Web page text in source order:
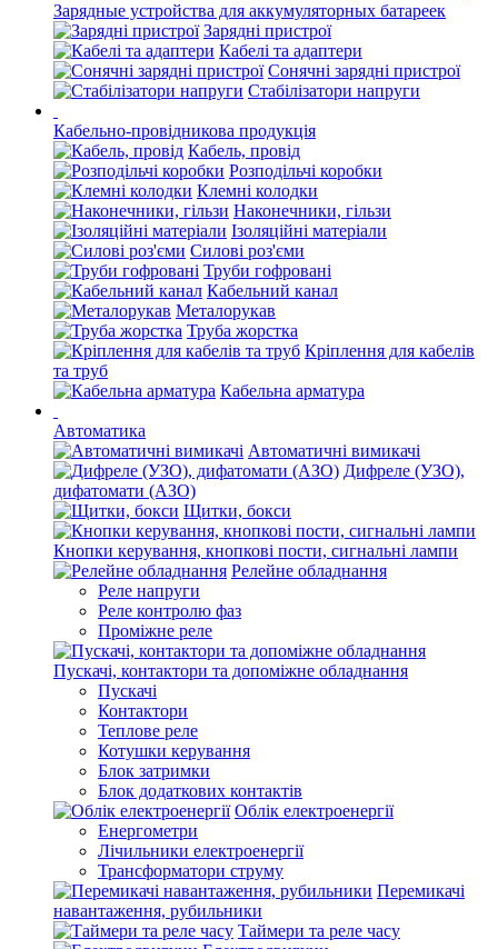
Зарядные устройства для аккумуляторных батареек
Зарядні пристрої
Кабелі та адаптери
Сонячні зарядні пристрої
Стабілізатори напруги
Кабельно-провідникова продукція
Кабель, провід
Розподільчі коробки
Клемні колодки
Наконечники, гільзи
Ізоляційні матеріали
Силові роз'єми
Труби гофровані
Кабельний канал
Металорукав
Труба жорстка
Кріплення для кабелів
та труб
Кабельна арматура
Автоматика
Автоматичні вимикачі
Дифреле (УЗО),
дифатомати (АЗО)
Щитки, бокси
Кнопки керування, кнопкові пости, сигнальні лампи
Релейне обладнання
Реле напруги
Реле контролю фаз
Проміжне реле
Пускачі, контактори та допоміжне обладнання
Пускачі
Контактори
Теплове реле
Котушки керування
Блок затримки
Блок додаткових контактів
Облік електроенергії
Енергометри
Лічильники електроенергії
Трансформатори струму
Перемикачі
навантаження, рубильники
Таймери та реле часу